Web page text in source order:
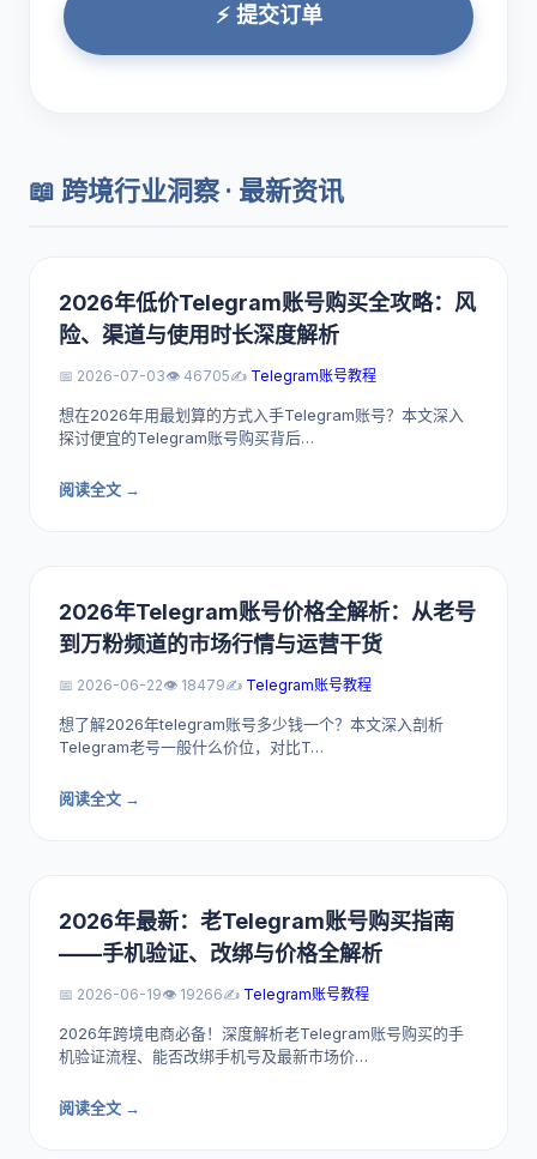
⚡ 提交订单
📖 跨境行业洞察 · 最新资讯
2026年低价Telegram账号购买全攻略：风
险、渠道与使用时长深度解析
📅 2026-07-03👁️ 46705✍️ Telegram账号教程
想在2026年用最划算的方式入手Telegram账号？本文深入
探讨便宜的Telegram账号购买背后…
阅读全文 →
2026年Telegram账号价格全解析：从老号
到万粉频道的市场行情与运营干货
📅 2026-06-22👁️ 18479✍️ Telegram账号教程
想了解2026年telegram账号多少钱一个？本文深入剖析
Telegram老号一般什么价位，对比T…
阅读全文 →
2026年最新：老Telegram账号购买指南
——手机验证、改绑与价格全解析
📅 2026-06-19👁️ 19266✍️ Telegram账号教程
2026年跨境电商必备！深度解析老Telegram账号购买的手
机验证流程、能否改绑手机号及最新市场价…
阅读全文 →